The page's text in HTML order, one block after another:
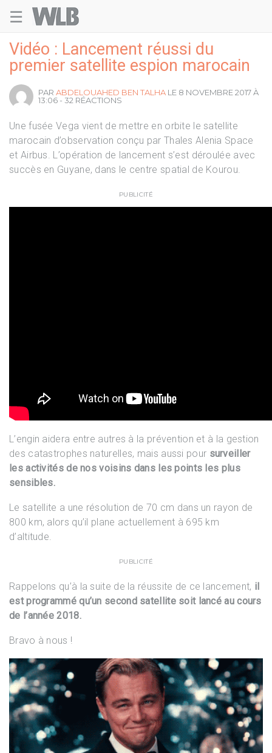
☰
Vidéo : Lancement réussi du
premier satellite espion marocain
PAR ABDELOUAHED BEN TALHA LE 8 NOVEMBRE 2017 À
13:06 - 32 RÉACTIONS
Une fusée Vega vient de mettre en orbite le satellite
marocain d’observation conçu par Thales Alenia Space
et Airbus. L’opération de lancement s’est déroulée avec
succès en Guyane, dans le centre spatial de Kourou.
PUBLICITÉ
L’engin aidera entre autres à la prévention et à la gestion
des catastrophes naturelles, mais aussi pour surveiller
les activités de nos voisins dans les points les plus
sensibles.
Le satellite a une résolution de 70 cm dans un rayon de
800 km, alors qu’il plane actuellement à 695 km
d’altitude.
PUBLICITÉ
Rappelons qu’à la suite de la réussite de ce lancement, il
est programmé qu’un second satellite soit lancé au cours
de l’année 2018.
Bravo à nous !